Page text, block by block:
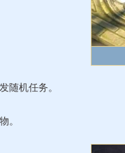
机任务。
。